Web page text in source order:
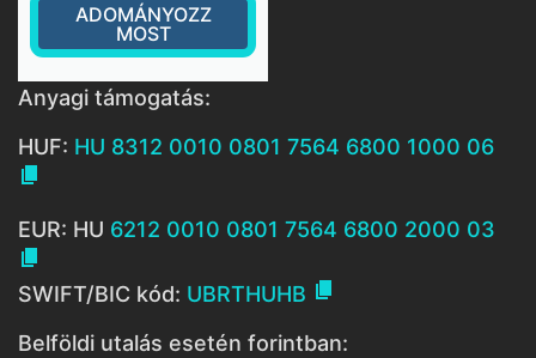
ADOMÁNYOZZ
MOST
Anyagi támogatás:
HUF: HU 8312 0010 0801 7564 6800 1000 06

EUR: HU 6212 0010 0801 7564 6800 2000 03

SWIFT/BIC kód: UBRTHUHB 
Belföldi utalás esetén forintban: